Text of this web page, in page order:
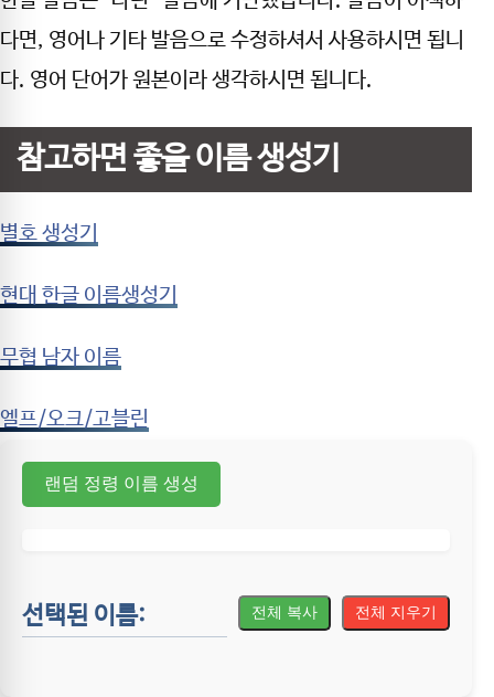
다면, 영어나 기타 발음으로 수정하셔서 사용하시면 됩니
다. 영어 단어가 원본이라 생각하시면 됩니다.
참고하면 좋을 이름 생성기
별호 생성기
현대 한글 이름생성기
무협 남자 이름
엘프/오크/고블린
랜덤 정령 이름 생성
선택된 이름: 전체 복사 전체 지우기